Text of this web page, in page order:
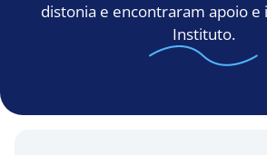
distonia e encontraram apoio e
Instituto.